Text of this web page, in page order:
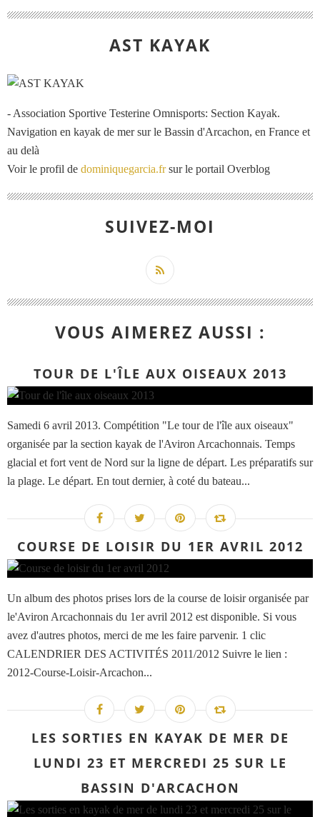
AST KAYAK
- Association Sportive Testerine Omnisports: Section Kayak.
Navigation en kayak de mer sur le Bassin d'Arcachon, en France et
au delà
Voir le profil de dominiquegarcia.frsur le portail Overblog
SUIVEZ-MOI
VOUS AIMEREZ AUSSI :
TOUR DE L'ÎLE AUX OISEAUX 2013
Samedi 6 avril 2013. Compétition "Le tour de l'île aux oiseaux"
organisée par la section kayak de l'Aviron Arcachonnais. Temps
glacial et fort vent de Nord sur la ligne de départ. Les préparatifs sur
la plage. Le départ. En tout dernier, à coté du bateau...
COURSE DE LOISIR DU 1ER AVRIL 2012
Un album des photos prises lors de la course de loisir organisée par
le'Aviron Arcachonnais du 1er avril 2012 est disponible. Si vous
avez d'autres photos, merci de me les faire parvenir. 1 clic
CALENDRIER DES ACTIVITÉS 2011/2012 Suivre le lien :
2012-Course-Loisir-Arcachon...
LES SORTIES EN KAYAK DE MER DE
LUNDI 23 ET MERCREDI 25 SUR LE
BASSIN D'ARCACHON